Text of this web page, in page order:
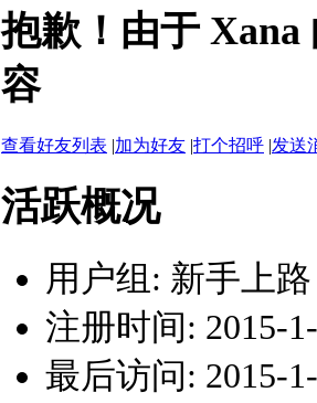
抱歉！由于
容
查看好友列表 |加为好友 |打个招呼 |发送
活跃概况
用户组: 新手上路
注册时间: 2015-
最后访问: 2015-